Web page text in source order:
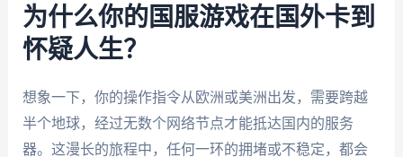
为什么你的国服游戏在国外卡到
怀疑人生？
想象一下，你的操作指令从欧洲或美洲出发，需要跨越
半个地球，经过无数个网络节点才能抵达国内的服务
器。这漫长的旅程中，任何一环的拥堵或不稳定，都会